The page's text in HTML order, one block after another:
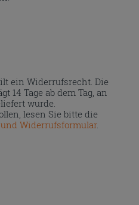
ein Widerrufsrecht. Die
14 Tage ab dem Tag, an
wurde.
lesen Sie bitte die
Widerrufsformular.